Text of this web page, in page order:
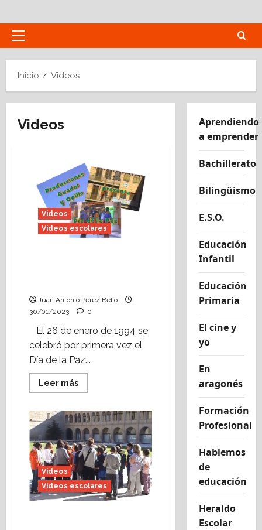
al
contenido
Menú
Inicio
Videos
Videos
Videos
Vídeos escolares
Juan Antonio Pérez Bello
30/01/2023
0
El 26 de enero de 1994 se
celebró por primera vez el
Día de la Paz...
Leer másLeer
más
Hoy
se
celebra
la
30ª
edición
del
Día
de
la
Paz
Videos
Vídeos escolares
Aprendiendo
a emprender
Bachillerato
Bilingüismo
E.S.O.
Educación
Infantil
Educación
Primaria
El cine y
yo
En
aragonés
Formación
Profesional
Hablemos
de
educación
Heraldo
Escolar